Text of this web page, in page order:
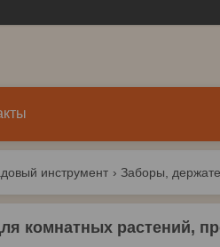
инструмент Заборы,
комнатных растений,